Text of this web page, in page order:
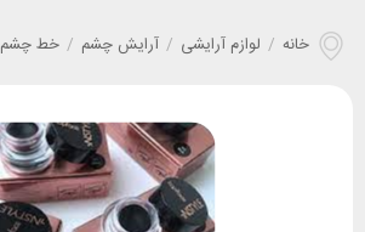
خانه / لوازم آرایشی / آرایش چشم / خط چشم